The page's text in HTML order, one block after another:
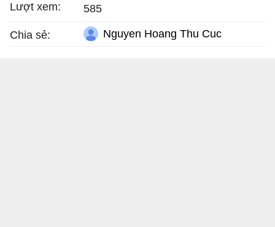
Lượt xem: 585
Chia sẻ: Nguyen Hoang Thu Cuc